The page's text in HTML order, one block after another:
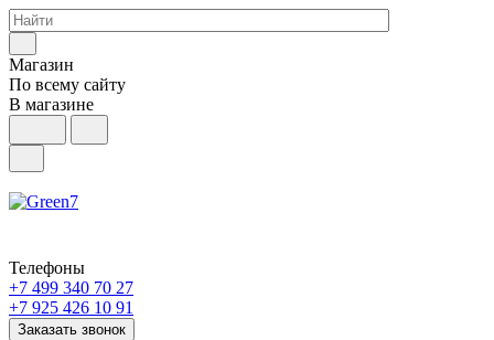
Магазин
По всему сайту
В магазине
Телефоны
+7 499 340 70 27
+7 925 426 10 91
Заказать звонок